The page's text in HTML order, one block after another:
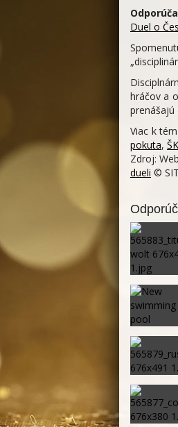
Duel o
hráčov a
prenášajú
Viac k
pokuta,
Zdroj:
dueli ©